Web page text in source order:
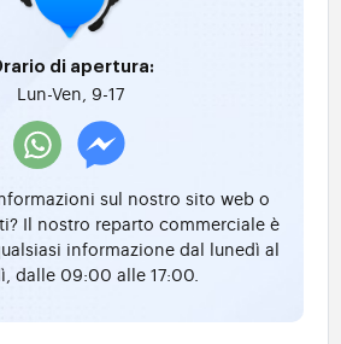
di apertura:
Lun-Ven, 9-17
sul nostro sito web o
Il nostro reparto commerciale è
informazione dal lunedì al
dalle 09:00 alle 17:00.